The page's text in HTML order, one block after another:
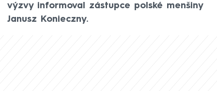
výzvy informoval zástupce polské menšiny
Janusz Konieczny.